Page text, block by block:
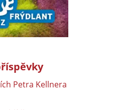
Petra Kellnera